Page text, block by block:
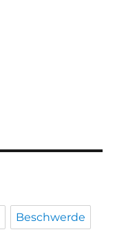
Beschwerde